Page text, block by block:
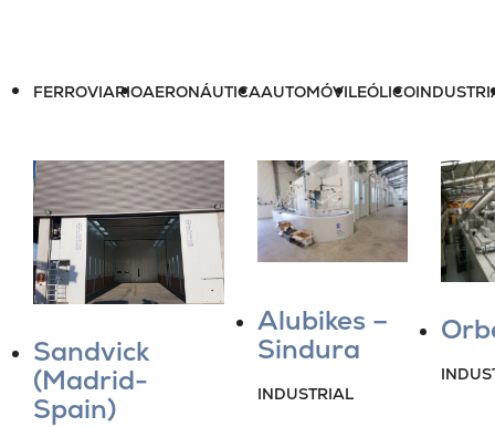
FERROVIARIOAERONÁUTICAAUTOMÓVILEÓLICO
Sandvick
(Madrid-
Spain)
Alubikes –
Sindura
INDUSTRIAL